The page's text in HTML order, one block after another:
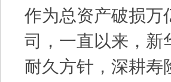
作为总资产破损万
司，一直以来，新
耐久方针，深耕寿